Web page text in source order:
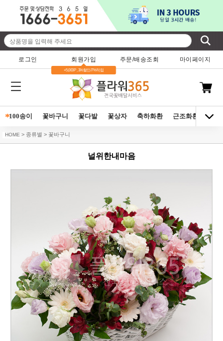
로그인 회원가입
+5,000P , 3%할인/7%적립
주문/배송조회 마이페이지
*100송이 꽃바구니 꽃다발 꽃상자 축하화환 근조화환 동양
HOME > 종류별 > 꽃바구니
널위한내마음